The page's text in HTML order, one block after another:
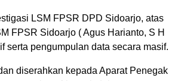
LSM FPSR DPD Sidoarjo, atas
FPSR Sidoarjo ( Agus Harianto, S H
serta pengumpulan data secara masif.
diserahkan kepada Aparat Penegak